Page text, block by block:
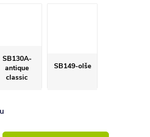
SB130A-
antique
classic
SB149-olše